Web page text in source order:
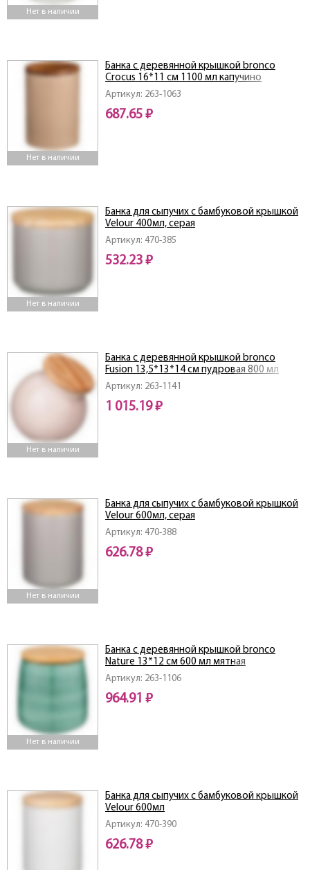
Нет в наличии
Нет в наличии
Артикул: 263-1063
Банка с деревянной крышкой bronco
Crocus 16*11 см 1100 мл капучино
687.65 ₽
Нет в наличии
Артикул: 470-385
Банка для сыпучих с бамбуковой крышкой
Velour 400мл, серая
532.23 ₽
Нет в наличии
Артикул: 263-1141
Банка с деревянной крышкой bronco
Fusion 13,5*13*14 см пудровая 800 мл
1 015.19 ₽
Нет в наличии
Артикул: 470-388
Банка для сыпучих с бамбуковой крышкой
Velour 600мл, серая
626.78 ₽
Нет в наличии
Артикул: 263-1106
Банка с деревянной крышкой bronco
Nature 13*12 см 600 мл мятная
964.91 ₽
Артикул: 470-390
Банка для сыпучих с бамбуковой крышкой
Velour 600мл
626.78 ₽